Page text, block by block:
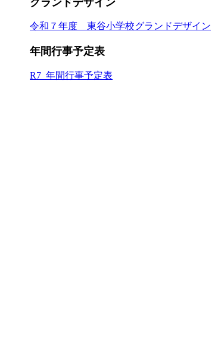
令和７年度 東谷小学校グランドデザイン
年間行事予定表
R7_年間行事予定表